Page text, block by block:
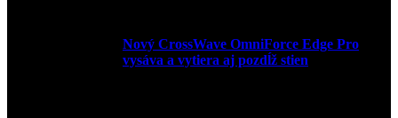
Nový CrossWave OmniForce Edge Pro
vysáva a vytiera aj pozdĺž stien